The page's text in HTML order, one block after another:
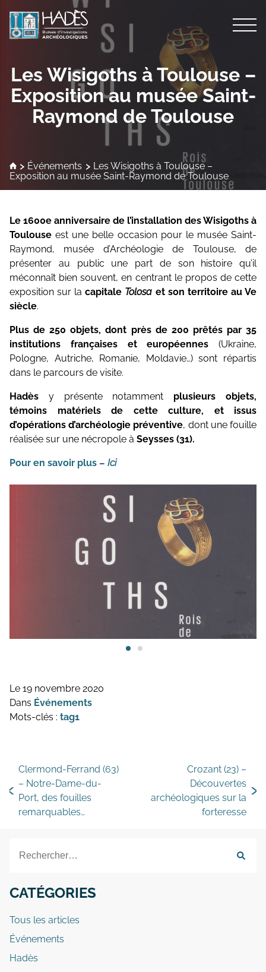
Nos métiers
Archéologie préventive
Compétences
Archéologie sédimentaire
Archéoanthropologie
Fouille archéologique de puits
Topographie et Photogrammétrie
Drones
Systèmes d’information géographique
HArpage
La formation QGIS
Études du mobilier
Études archéobotaniques
Études archéozoologiques
Études géoarchéologiques
Communication et Valorisation
Recherche scientifique
Le Conseil Scientifique
Insertion dans la Recherche
Publications de l’équipe
Qui sommes-nous ?
Personnel scientifique
Bulletin d’activités Hadès
Contact
Les Wisigoths à Toulouse –
Exposition au musée Saint-
Raymond de Toulouse
Événements
Les Wisigoths à Toulouse –
Exposition au musée Saint-Raymond de Toulouse
Le 1600e anniversaire de l’installation des Wisigoths à
Toulouse est une belle occasion pour le musée Saint-
Raymond, musée d’Archéologie de Toulouse, de
présenter au public une part de son histoire qu’il
méconnaît bien souvent, en centrant le propos de cette
exposition sur la capitale Tolosa et son territoire au Ve
siècle.
Plus de 250 objets, dont près de 200 prêtés par 35
institutions françaises et européennes (Ukraine,
Pologne, Autriche, Romanie, Moldavie…) sont répartis
dans le parcours de visite.
Hadès y présente notamment plusieurs objets,
témoins matériels de cette culture, et issus
d’opérations d’archéologie préventive, dont une fouille
réalisée sur une nécropole à Seysses (31).
Pour en savoir plus – Ici
— Illustration © Hadès, sauf mention
Le 19 novembre 2020
Dans Événements
Mots-clés : tag1
Clermond-Ferrand (63)
– Notre-Dame-du-
Port, des fouilles
remarquables…
Crozant (23) –
Découvertes
archéologiques sur la
forteresse
CATÉGORIES
Tous les articles
Événements
Hadès